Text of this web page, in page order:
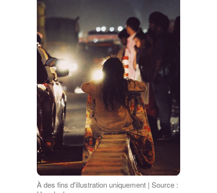
À des fins d'illustration uniquement | Source :